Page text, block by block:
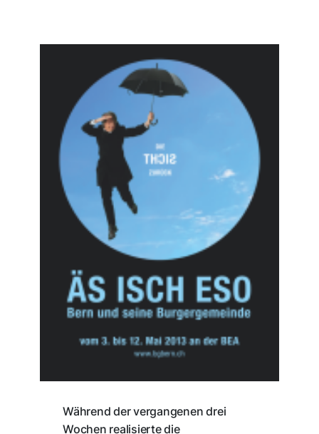
Während der vergangenen drei
Wochen realisierte die